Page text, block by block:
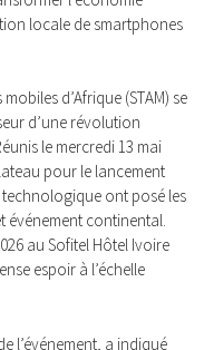
locale de smartphones
d’Afrique (STAM) se
d’une révolution
le mercredi 13 mai
pour le lancement
technologique ont posé les
événement continental.
au Sofitel Hôtel Ivoire
espoir à l’échelle
l’événement, a indiqué